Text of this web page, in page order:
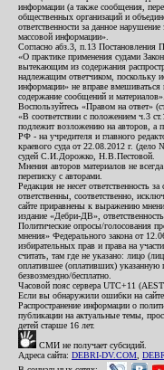
информации (а также сообщения,
общественных организаций и
ответственности за данное
массовой информации».
Согласно абз.3, п.13
«О практике применения судами
вытекающим из содержания
надлежащим ответчиком, поскольку
информации» не вправе вмешиваться
содержание сообщений и материалов».
Воспользуйтесь «Правом на ответ»
«В соответствии с положением ч.3
подлежит возложению на авторов, а
РФ - на учредителя и главного
краевого суда от 22.08.2012 г.
судей С.И.Дорожко, Н.В.Пестовой.
Мнения авторов материалов не
переписку с авторами.
Редакция не несет ответственность
ответственны, соответственно,
сайте приравнены к выражению
издание «Дебри-ДВ»,
Политические опросы/голосования
мнения» Федерального закона от
избирательных прав и права на
считать, там где не указано: лицо
оплатившее (оплативших) указанную
безвозмездно/бесплатно.
Часовой пояс сервера UTC+11
Если вы обнаружили ошибки на
Распространение информации о
публикации на актуальные темы,
детей старше 16 лет.
СМИ не получает субсидий.
Адреса сайта: DEBRI-DV.COM